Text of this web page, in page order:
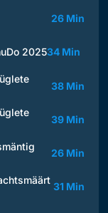
26 Min
202534 Min
38 Min
39 Min
26 Min
31 Min